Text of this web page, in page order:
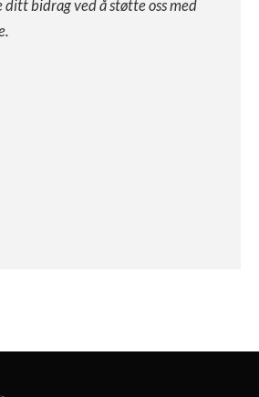
ditt bidrag ved å støtte oss med